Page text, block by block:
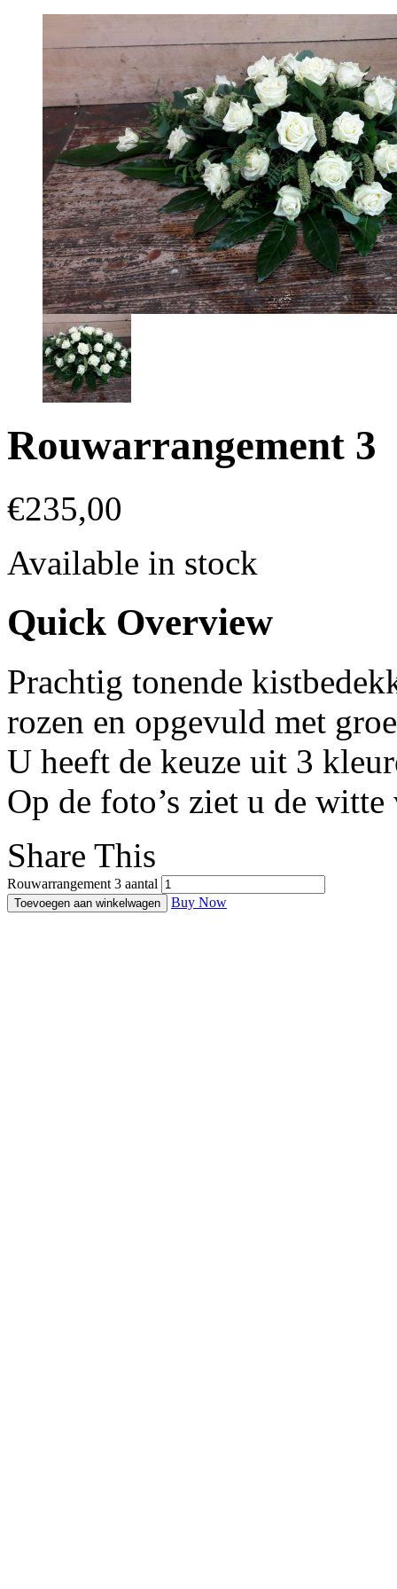
Rouwarrangement 3
€235,00
Available in stock
Quick Overview
Prachtig tonende
rozen en opgevuld met
U heeft de keuze uit 3
Op de foto’s ziet u de witte
Share This
Rouwarrangement 3 aantal
Toevoegen aan winkelwagen Buy Now